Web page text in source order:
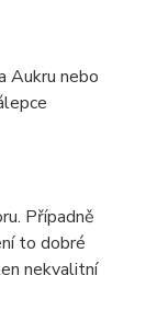
Aukru nebo
Případně
to dobré
nekvalitní